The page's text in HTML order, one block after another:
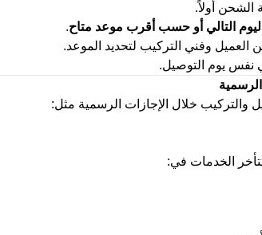
الشحن أولاً.
اليوم التالي أو حسب أقرب موعد متاح.
العميل وفني التركيب لتحديد الموعد.
نفس يوم التوصيل.
والتركيب خلال الإجازات الرسمية مثل:
الخدمات في: